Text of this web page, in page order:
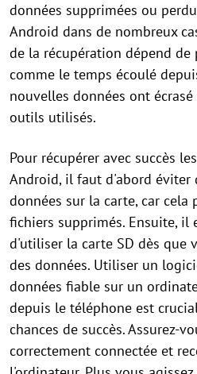
données supprimées ou
Android dans de nombreux
de la récupération dépend de
comme le temps écoulé
nouvelles données ont
outils utilisés.
Pour récupérer avec succès
Android, il faut d'abord éviter
données sur la carte, car cela
fichiers supprimés. Ensuite, il
d'utiliser la carte SD dès que
des données. Utiliser un
données fiable sur un
depuis le téléphone est
chances de succès. Assurez-
correctement connectée et